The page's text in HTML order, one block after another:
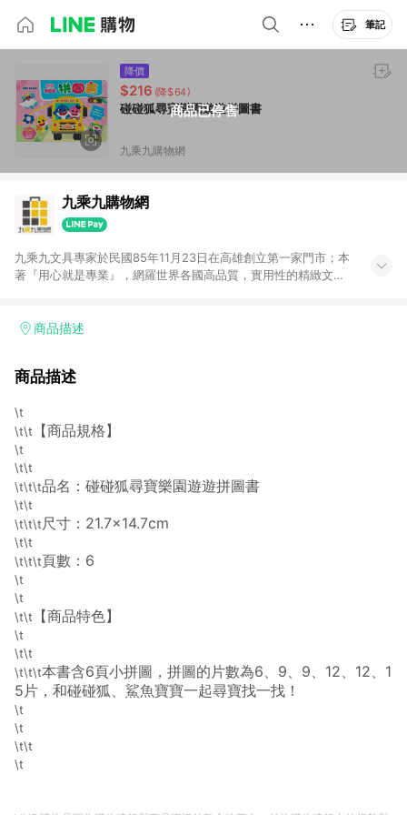
筆記
商品已停售
降價
$216 (降$64)
碰碰狐尋寶樂園遊遊拼圖書
九乘九購物網
九乘九購物網
九乘九文具專家於民國85年11月23日在高雄創立第一家門市；本
著『用心就是專業』，網羅世界各國高品質，實用性的精緻文具
非店舖通路及整合虛實行銷為目標，並以完整的物流倉儲系統，
才享有回饋，點數將於廠商出貨後 30 天前後發送。 (2) 門市訂
導購資格。 (3) 使用九乘九APP下單，將無法獲得點數回饋。
商品描述
商品描述
\t
\t\t
【商品規格】
\t
\t\t
\t\t\t品名：碰碰狐尋寶樂園遊遊拼圖書
\t\t
\t\t\t尺寸：21.7×14.7cm
\t\t
\t\t\t頁數：6
\t
\t
\t\t
【商品特色】
\t
\t\t
\t\t\t本書含6頁小拼圖，拼圖的片數為6、9、9、12、12、1
5片，和碰碰狐、鯊魚寶寶一起尋寶找一找！
\t
\t
\t\t
\t